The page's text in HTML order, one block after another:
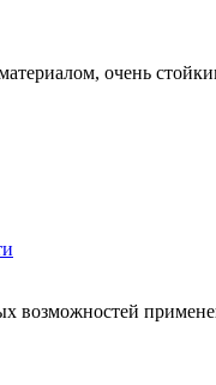
очень
возможностей